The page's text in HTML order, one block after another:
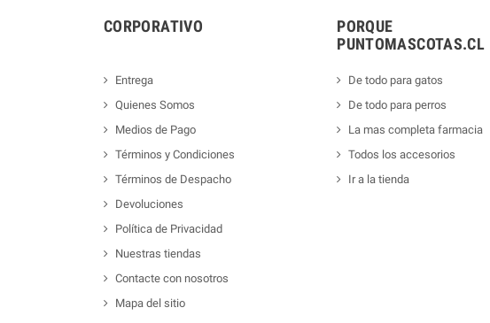
CORPORATIVO
Entrega
Quienes Somos
Medios de Pago
Términos y Condiciones
Términos de Despacho
Devoluciones
Política de Privacidad
Nuestras tiendas
Contacte con nosotros
Mapa del sitio
PORQUE
PUNTOMASCOTAS.CL
De todo para gatos
De todo para perros
La mas completa farmacia
Todos los accesorios
Ir a la tienda